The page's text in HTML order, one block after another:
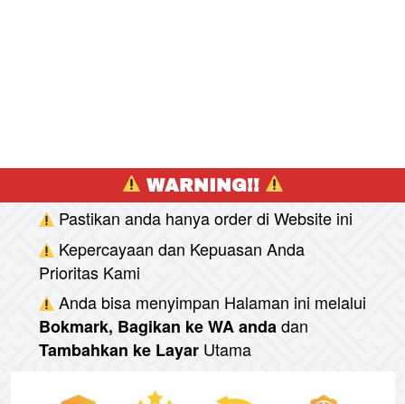
WARNING!!
Pastikan anda hanya order di Website ini
Kepercayaan dan Kepuasan Anda
Prioritas Kami
Anda bisa menyimpan Halaman ini melalui
Bokmark, Bagikan ke WA andadan
Tambahkan ke Layar Utama